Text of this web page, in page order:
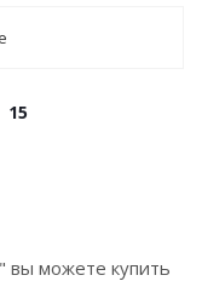
15
вы можете купить